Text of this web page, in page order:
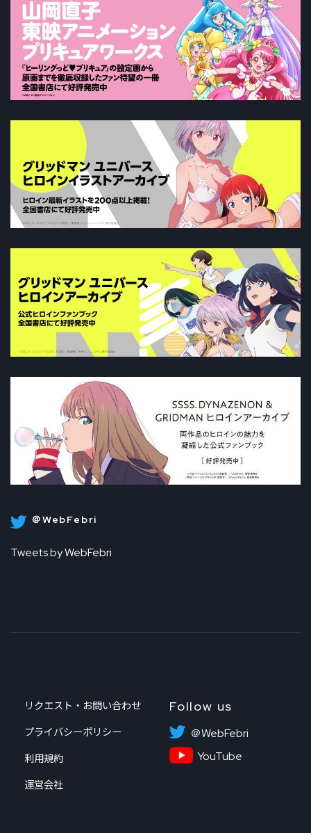
＠WebFebri
Tweets by WebFebri
リクエスト・お問い合わせ
プライバシーポリシー
利用規約
運営会社
Follow us
＠WebFebri
YouTube